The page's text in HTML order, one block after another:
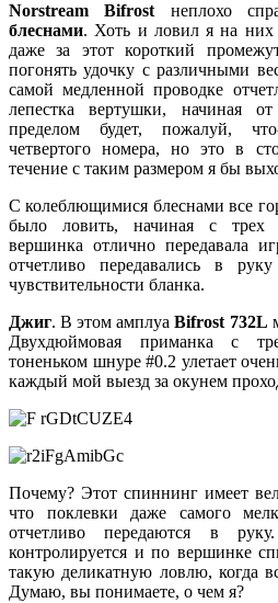
Norstream Bifrost неплохо
блеснами. Хоть и ловил я на них
даже за этот короткий
погонять удочку с различными
самой медленной проводке
лепестка вертушки, начиная
пределом будет, пожалуй,
четвертого номера, но это в
течение с таким размером я бы
С колеблющимися блеснами все
было ловить, начиная с трех
вершинка отлично передавала
отчетливо передавались в
чувствительности бланка.
Джиг. В этом амплуаBifrost 732L
Двухдюймовая приманка с
тоненьком шнуре #0.2 улетает
каждый мой выезд за окунем
Почему? Этот спиннинг имеет
что поклевки даже самого
отчетливо передаются в
контролируется и по вершинке
такую деликатную ловлю, когда
Думаю, вы понимаете, о чем я?